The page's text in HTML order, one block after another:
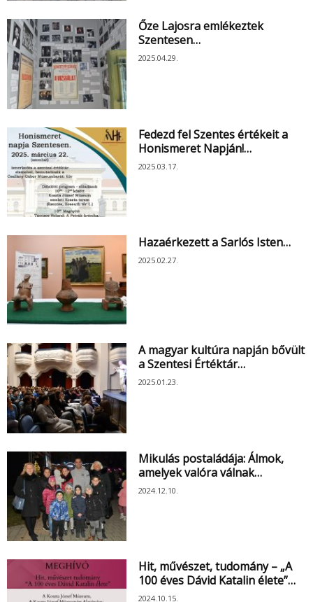
Őze Lajosra emlékeztek
Szentesen…
2025.04.29.
Fedezd fel Szentes értékeit a
Honismeret Napján!…
2025.03.17.
Hazaérkezett a Sarlós Isten…
2025.02.27.
A magyar kultúra napján bővült
a Szentesi Értéktár…
2025.01.23.
Mikulás postaládája: Álmok,
amelyek valóra válnak…
2024.12.10.
Hit, művészet, tudomány – „A
100 éves Dávid Katalin élete”…
2024.10.15.